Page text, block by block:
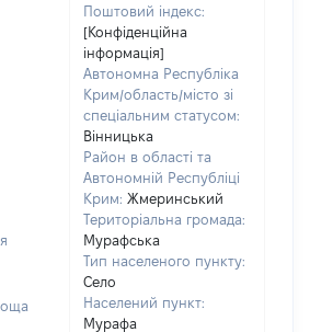
Поштовий індекс:
[Конфіденційна
інформація]
Автономна Республіка
Крим/область/місто зі
спеціальним статусом:
Вінницька
Район в області та
Автономній Республіці
Крим: Жмеринський
Територіальна громада:
Мурафська
Тип населеного пункту:
Село
Населений пункт:
Мурафа